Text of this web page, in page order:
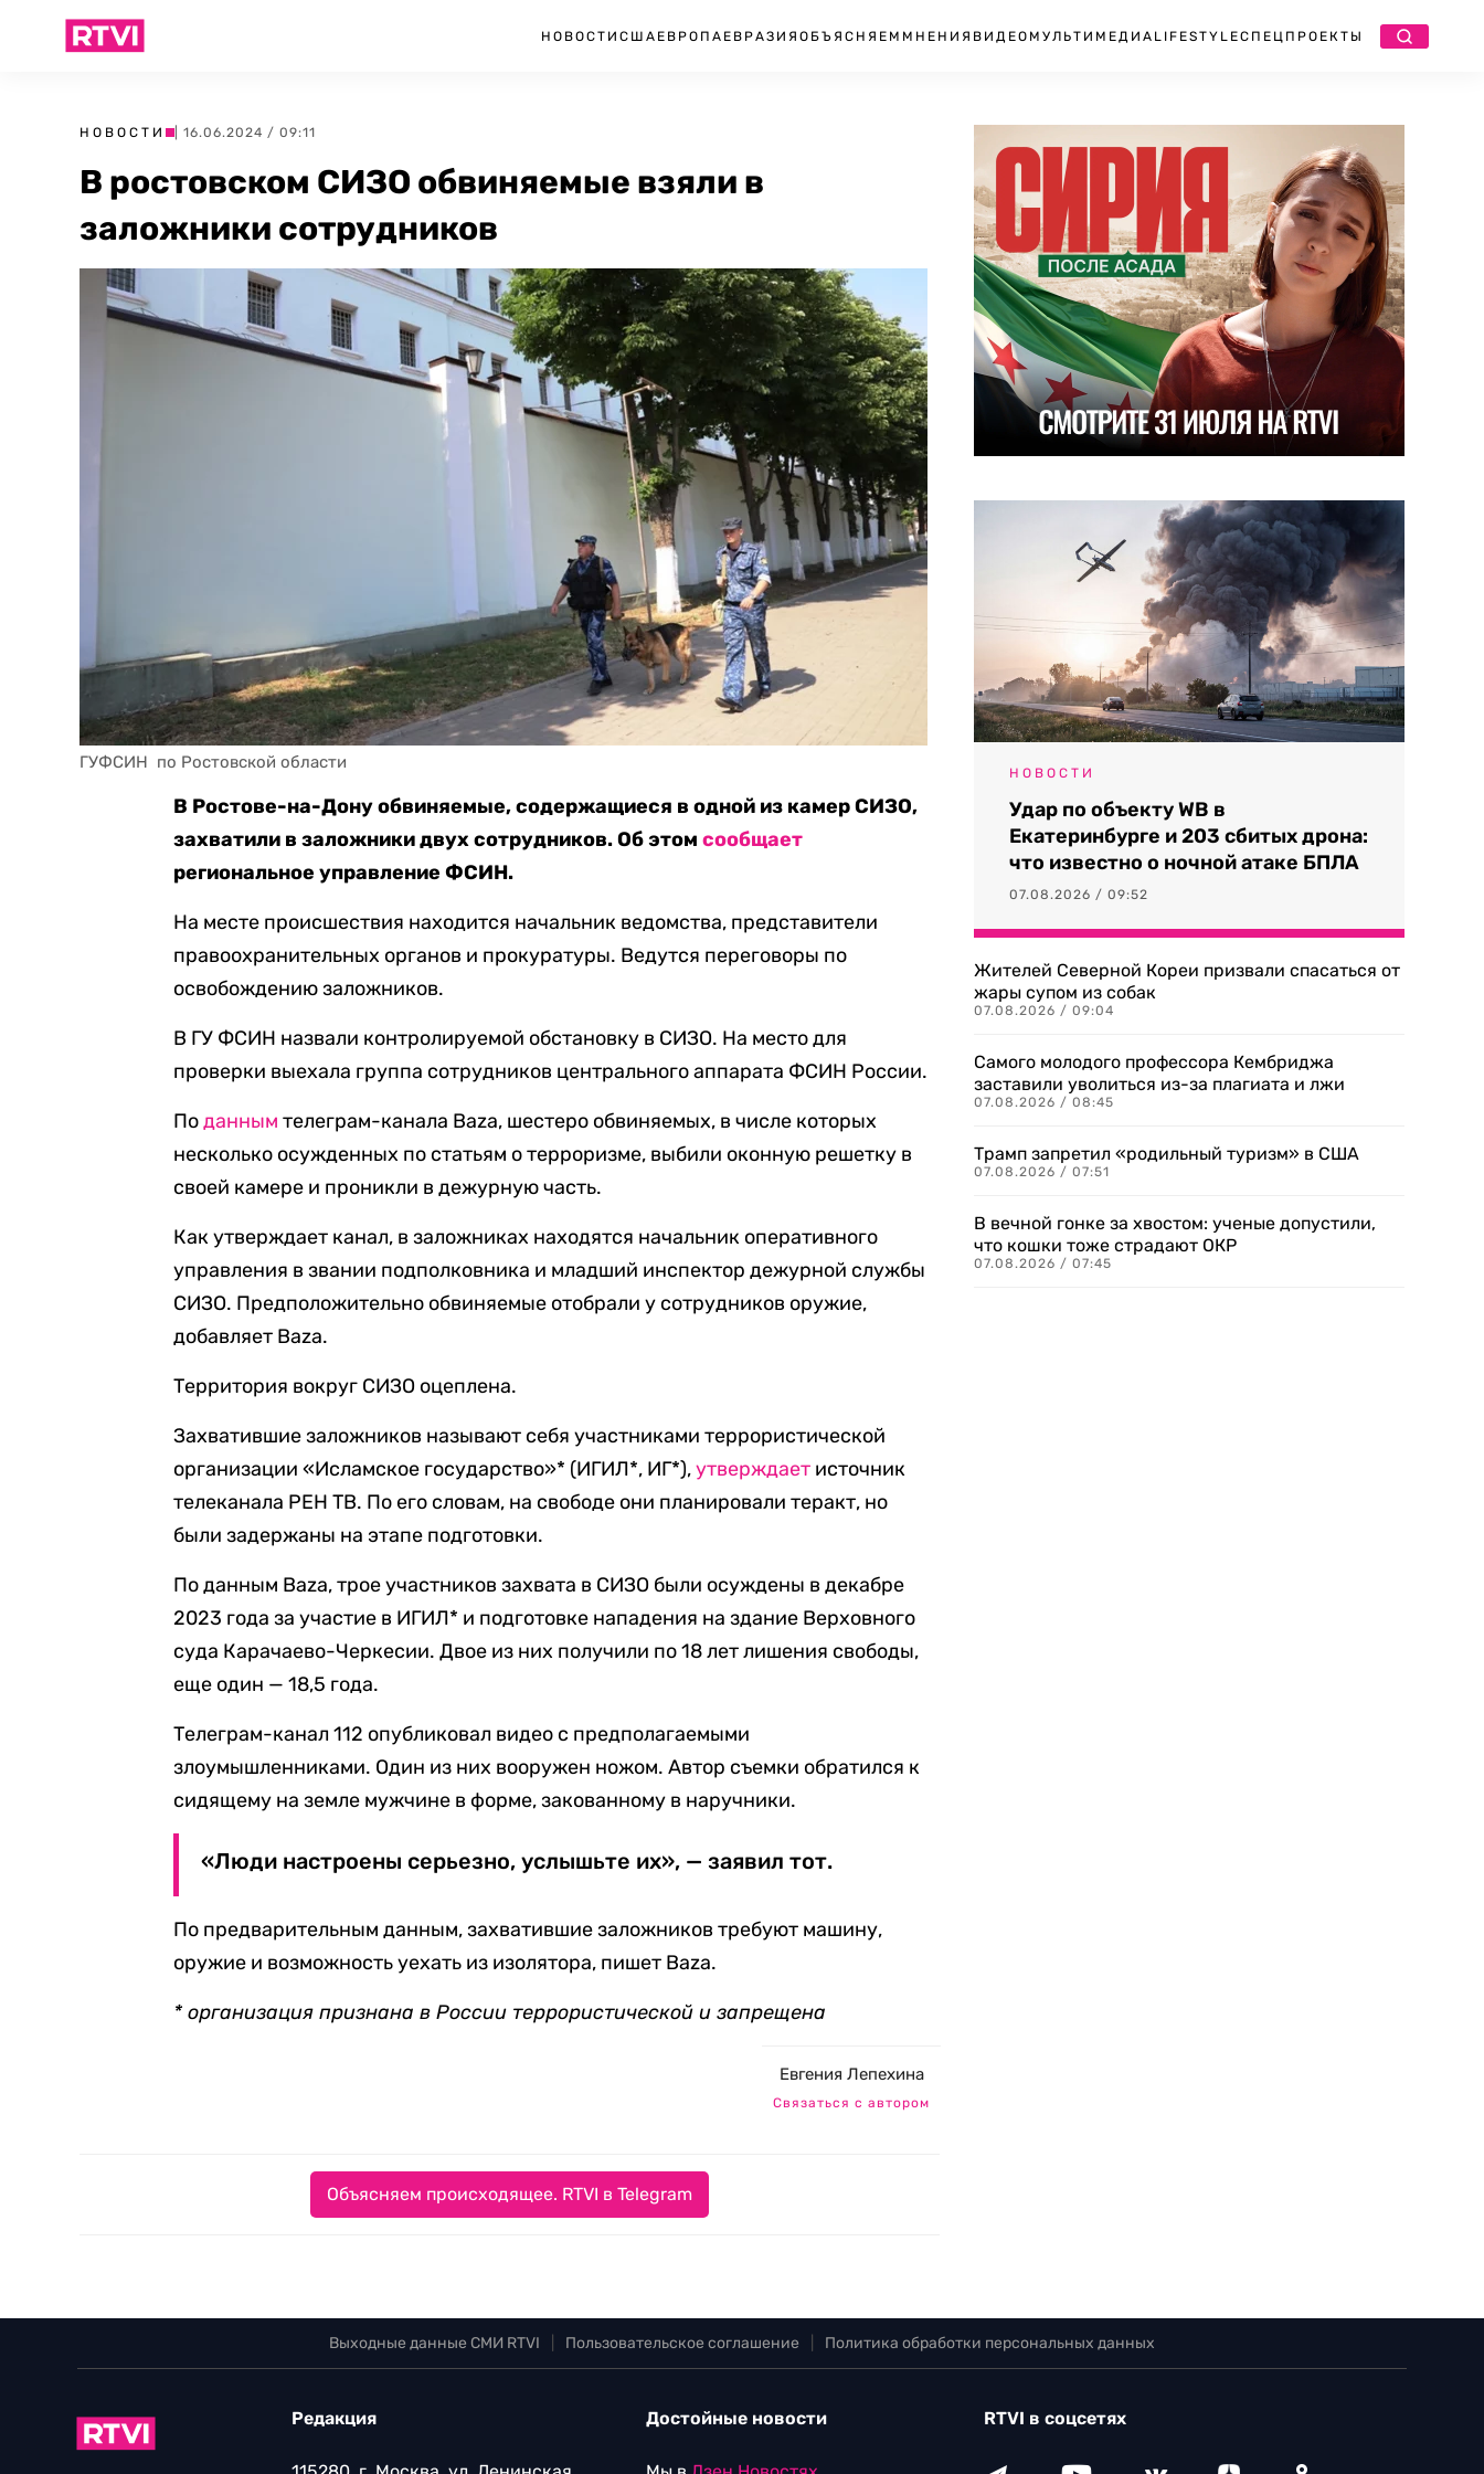
НОВОСТИ США ЕВРОПА ЕВРАЗИЯ ОБЪЯСНЯЕМ МНЕНИЯ ВИДЕО МУЛЬТИМЕДИА LIFESTYLEСПЕЦПРОЕКТЫ
НОВОСТИ | 16.06.2024 / 09:11
В ростовском СИЗО обвиняемые взяли в
заложники сотрудников
ГУФСИН  по Ростовской области
В Ростове-на-Дону обвиняемые, содержащиеся в одной из камер СИЗО,
захватили в заложники двух сотрудников. Об этомсообщает
региональное управление ФСИН.
На месте происшествия находится начальник ведомства, представители
правоохранительных органов и прокуратуры. Ведутся переговоры по
освобождению заложников.
В ГУ ФСИН назвали контролируемой обстановку в СИЗО. На место для
проверки выехала группа сотрудников центрального аппарата ФСИН России.
Поданным телеграм-канала Baza, шестеро обвиняемых, в числе которых
несколько осужденных по статьям о терроризме, выбили оконную решетку в
своей камере и проникли в дежурную часть.
Как утверждает канал, в заложниках находятся начальник оперативного
управления в звании подполковника и младший инспектор дежурной службы
СИЗО. Предположительно обвиняемые отобрали у сотрудников оружие,
добавляет Baza.
Территория вокруг СИЗО оцеплена.
Захватившие заложников называют себя участниками террористической
организации «Исламское государство»* (ИГИЛ*, ИГ*),утверждает источник
телеканала РЕН ТВ. По его словам, на свободе они планировали теракт, но
были задержаны на этапе подготовки.
По данным Baza, трое участников захвата в СИЗО были осуждены в декабре
2023 года за участие в ИГИЛ* и подготовке нападения на здание Верховного
суда Карачаево-Черкесии. Двое из них получили по 18 лет лишения свободы,
еще один — 18,5 года.
Телеграм-канал 112 опубликовал видео с предполагаемыми
злоумышленниками. Один из них вооружен ножом. Автор съемки обратился к
сидящему на земле мужчине в форме, закованному в наручники.
«Люди настроены серьезно, услышьте их», — заявил тот.
По предварительным данным, захватившие заложников требуют машину,
оружие и возможность уехать из изолятора, пишет Baza.
* организация признана в России террористической и запрещена
Евгения Лепехина
Связаться с автором
Объясняем происходящее. RTVI в Telegram
НОВОСТИ
Удар по объекту WB в
Екатеринбурге и 203 сбитых дрона:
что известно о ночной атаке БПЛА
07.08.2026 / 09:52
Жителей Северной Кореи призвали спасаться от
жары супом из собак
07.08.2026 / 09:04
Самого молодого профессора Кембриджа
заставили уволиться из-за плагиата и лжи
07.08.2026 / 08:45
Трамп запретил «родильный туризм» в США
07.08.2026 / 07:51
В вечной гонке за хвостом: ученые допустили,
что кошки тоже страдают ОКР
07.08.2026 / 07:45
Выходные данные СМИ RTVI Пользовательское соглашение Политика обработки персональных данных
Редакция Достойные новости RTVI в соцсетях